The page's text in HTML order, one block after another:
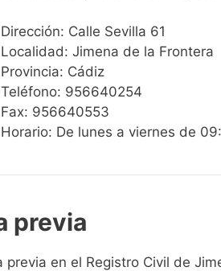
Dirección: Calle Sevilla 61
Localidad: Jimena de la Frontera
Provincia: Cádiz
Teléfono: 956640254
Fax: 956640553
Horario: De lunes a viernes de
previa
previa en el Registro Civil de